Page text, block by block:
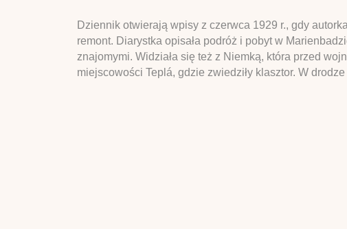
Dziennik otwierają wpisy z czerwca 1929 r., gdy
remont. Diarystka opisała podróż i pobyt w
znajomymi. Widziała się też z Niemką, która przed
miejscowości Teplá, gdzie zwiedziły klasztor. W